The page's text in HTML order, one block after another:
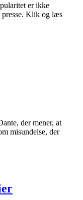
er ikke
presse. Klik og læs
der mener, at
misundelse, der